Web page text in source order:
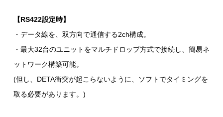
【RS422設定時】
・データ線を、双方向で通信する2ch構成。
・最大32台のユニットをマルチドロップ方式で接続し、簡易ネ
ットワーク構築可能。
(但し、DETA衝突が起こらないように、ソフトでタイミングを
取る必要があります。)